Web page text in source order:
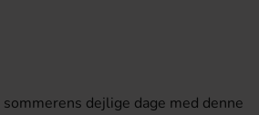
dejlige dage med denne